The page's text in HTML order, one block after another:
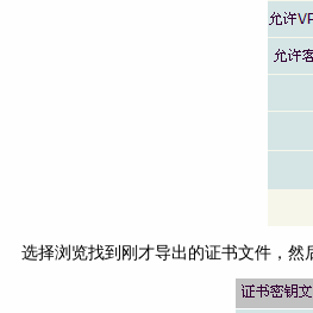
选择浏览找到刚才导出的证书文件，然